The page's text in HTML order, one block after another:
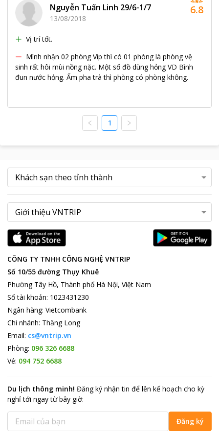
tắm dài, làn cát trắng mịn, biển rộng, sóng lớn, bãi biển phẳng
mịn. Biển ở đây không có đá ngầm, vô cùng an toàn. Bạn có
thể tắm biển, thăm quan và thưởng thức hải sản tươi ngon ngay
tại bãi biển.
Quảng trường Lam Sơn
Quảng trường cách khách sạn khoảng 1km. Đây là trung tâm
văn hóa, vui chơi giải trí, tổ chức những sự kiện trọng đại của
quy hoạch, tạo hình. Buổi tối bạn sẽ thấy ấn tượng với sự lung
linh, nhộn nhịp dưới ngàn ánh đèn ở đây.
Nguyễn Tuấn Linh 29/6-1/7
13/08/2018
Vị trí tốt.
Mình nhận 02 phòng Vip thì có 01 phòng là phòng vệ
sinh rất hôi mùi nồng nặc. Một số đồ dùng hỏng VD Bình
đun nước hỏng. Ấm pha trà thì phòng có phòng không.
6.8
1
CÔNG TY TNHH CÔNG NGHỆ VNTRIP
Số 10/55 đường Thụy Khuê
Phường Tây Hồ, Thành phố Hà Nội, Việt Nam
Số tài khoản: 1023431230
Ngân hàng: Vietcombank
Chi nhánh: Thăng Long
Email: cs@vntrip.vn
Phòng: 096 326 6688
Vé: 094 752 6688
Du lịch thông minh! Đăng ký nhận tin để lên kế hoạch cho kỳ
nghỉ tới ngay từ bây giờ:
Đăng ký